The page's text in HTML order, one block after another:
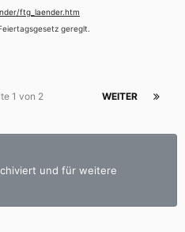
ftg_laender.htm
gereglt.
WEITER
1 von 2
und für weitere